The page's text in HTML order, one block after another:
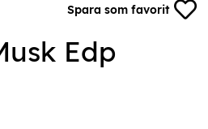
Spara som favorit
Edp